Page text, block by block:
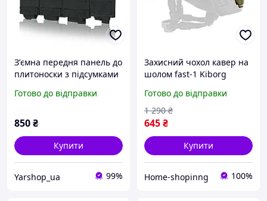
Зʼємна передня панель до
плитоноски з підсумками
Готово до відправки
850₴
Купити
Yarshop_ua 99%
Захисний чохол кавер на
шолом fast-1 Kiborg
для каски шолома зсу
Готово до відправки
645₴
1 290 ₴
Купити
Home-shopinng 100%